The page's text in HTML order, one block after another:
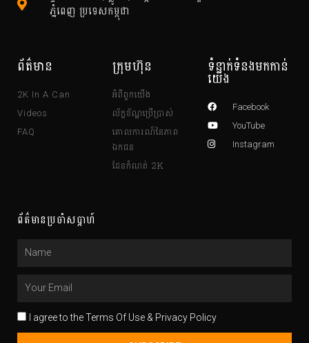
ភ្នំពេញ ប្រទេសកម្ពុជា
ព័ត៌មាន
2K In A Can
Videos
FAQ
ក្រុមហ៊ុន
អំពីពួកយើង
ល័ក្ខខ័ណ្ឌប្រើប្រាស់
គោលការណ៍នៃភាព
ឯកជន
ដែនកំណត់ 2K
ទំនាក់ទំនងមកកាន់
យើង
Facebook
YouTube
Instagram
ព័ត៌មានប្រចាំសប្តាហ៍
Terms
of
I agree to the Terms Of Use & Privacy Policy